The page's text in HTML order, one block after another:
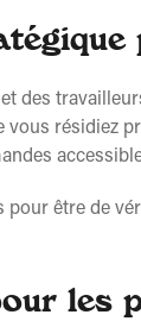
À
Courcouronnes
des
vous résidiez
être de
les